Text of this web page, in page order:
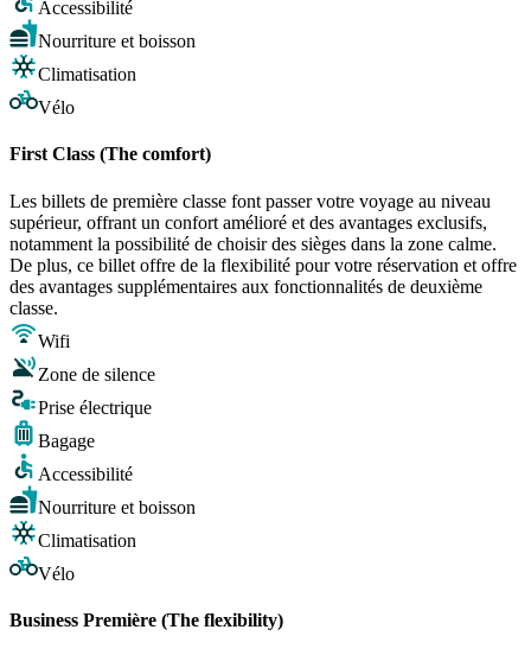
Accessibilité
Nourriture et boisson
Climatisation
Vélo
First Class (The comfort)
Les billets de première classe font passer votre voyage au niveau
supérieur, offrant un confort amélioré et des avantages exclusifs,
notamment la possibilité de choisir des sièges dans la zone calme.
De plus, ce billet offre de la flexibilité pour votre réservation et offre
des avantages supplémentaires aux fonctionnalités de deuxième
classe.
Wifi
Zone de silence
Prise électrique
Bagage
Accessibilité
Nourriture et boisson
Climatisation
Vélo
Business Première (The flexibility)